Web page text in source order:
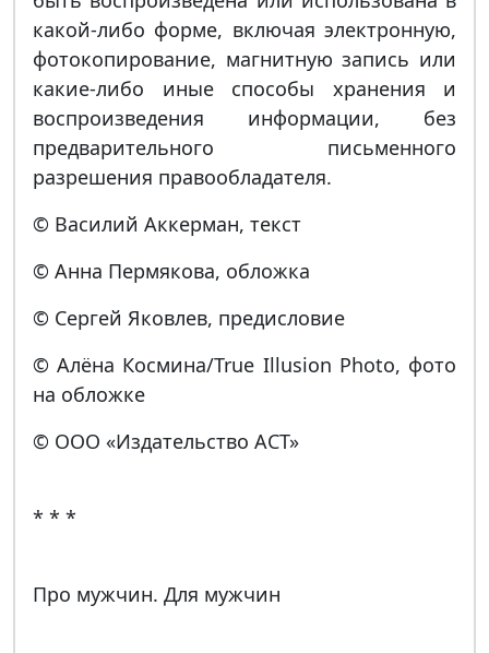
какой-либо форме, включая электронную,
фотокопирование, магнитную запись или
какие-либо иные способы хранения и
воспроизведения информации, без
предварительного письменного
разрешения правообладателя.
© Василий Аккерман, текст
© Анна Пермякова, обложка
© Сергей Яковлев, предисловие
© Алёна Космина/True Illusion Photo, фото
на обложке
© ООО «Издательство АСТ»
* * *
Про мужчин. Для мужчин